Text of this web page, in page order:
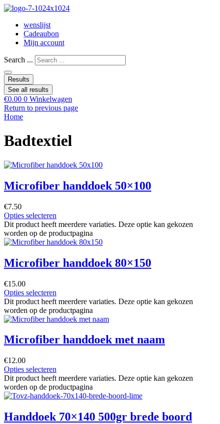
wenslijst
Cadeaubon
Mijn account
Search ...
Results
See all results
€0.00 0 Winkelwagen
Return to previous page
Home
Badtextiel
Microfiber handdoek 50×100
€7.50
Opties selecteren
Dit product heeft meerdere variaties. Deze optie kan gekozen
worden op de productpagina
Microfiber handdoek 80×150
€15.00
Opties selecteren
Dit product heeft meerdere variaties. Deze optie kan gekozen
worden op de productpagina
Microfiber handdoek met naam
€12.00
Opties selecteren
Dit product heeft meerdere variaties. Deze optie kan gekozen
worden op de productpagina
Handdoek 70×140 500gr brede boord